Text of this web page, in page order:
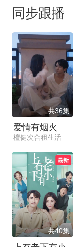
同步跟播
共36集
爱情有烟火
檀健次合租生活
共40集